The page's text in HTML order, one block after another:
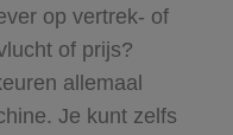
op vertrek- of
of prijs?
allemaal
Je kunt zelfs